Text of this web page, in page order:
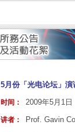
5月份「光电论坛」演
时间： 2009年5月1
讲者： Prof. Gavin